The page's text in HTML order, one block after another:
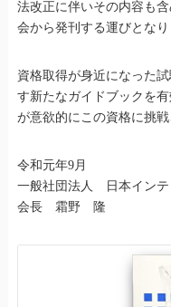
法改正に伴いその内容も
会から発刊する運びとなり
資格取得が身近になった
す新たなガイドブックを
が意欲的にこの資格に挑
令和元年9月
一般社団法人 日本インテ
会長 霜野 隆